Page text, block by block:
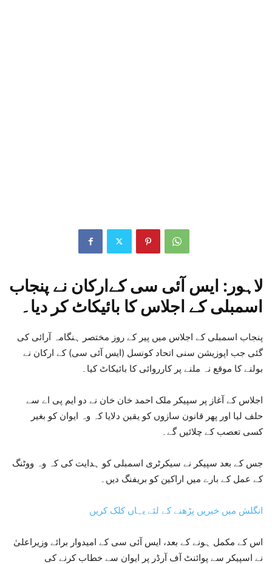
لاہور: ایس آئی سی کےارکان نے پنجاب
اسمبلی کے اجلاس کا بائیکاٹ کر دیا۔
پنجاب اسمبلی کے اجلاس میں پیر کے روز مختصر ہنگامہ آرائی کی
گئی جب اپوزیشن سنی اتحاد کونسل (ایس آئی سی) کے ارکان نے
بولنے کا موقع نہ ملنے پر کارروائی کا بائیکاٹ کیا۔
اجلاس کے آغاز پر سپیکر ملک احمد خان خان نے دو ایم پی اے سے
حلف لیا اور پھر قانون سازوں کو یقین دلایا کہ وہ ایوان کو بغیر
کسی تعصب کے چلائیں گے۔
جس کے بعد سپیکر نے سیکرٹری اسمبلی کو ہدایت کی کہ وہ ووٹنگ
کے عمل کے بارے میں اراکین کو بریفنگ دیں۔
انگلش میں خبریں پڑھنے کے لئے یہاں کلک کریں
اس کے مکمل ہونے کے بعد، ایس آئی سی کے امیدوار برائے وزیراعلیٰ
نے اسپیکر سے پوائنٹ آف آرڈر پر ایوان سے خطاب کرنے کی